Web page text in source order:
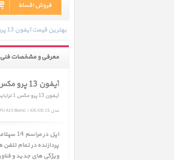
فروش اقساط
بهترین قیمت آیفون 13 پرو مکس 1 ترابایت نقره ای در تاریخ 1404/06/12 - 12:28 با انواع گارانتی و رنگ بندی های موجود به روز رسانی شده است.
معرفی و مشخصات فنی
آیفون 13 پرو مکس iPhone 13 Pro Max 1TB Silver
آیفون 13 پرو مکس 1 ترابایت نقره ای
مدل iPhone 13 Pro Max Silver 1TB / Capacity 1TB / Camera Triple 12MP / Display 6.7" Super Retina XDR ProMotion / Sim 2 Nano / CPU A15 Bionic / iOS iOS 15